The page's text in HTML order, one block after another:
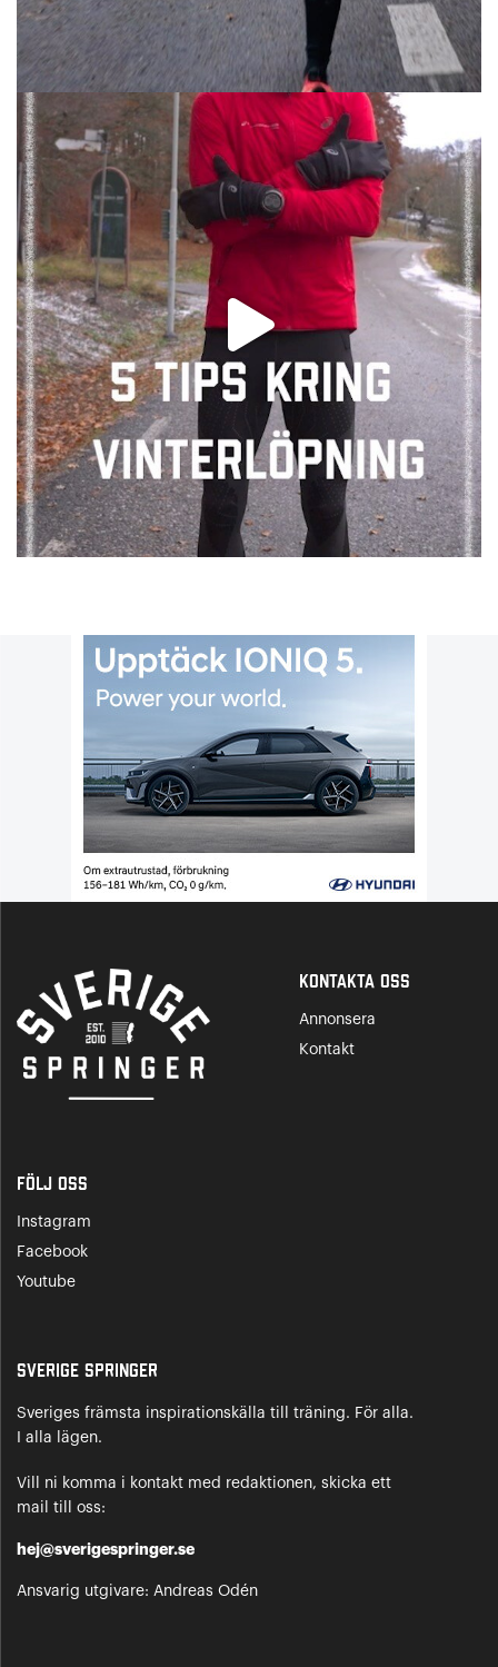
Kontakta Oss
Annonsera
Kontakt
Följ oss
Instagram
Facebook
Youtube
Sverige Springer
Sveriges främsta inspirationskälla till träning. För alla.
I alla lägen.
Vill ni komma i kontakt med redaktionen, skicka ett
mail till oss:
hej@sverigespringer.se
Ansvarig utgivare: Andreas Odén